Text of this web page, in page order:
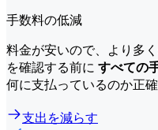
手数料の低減
料金が安いので、より多
を確認する前に すべての
何に支払っているのか正
支出を減らす